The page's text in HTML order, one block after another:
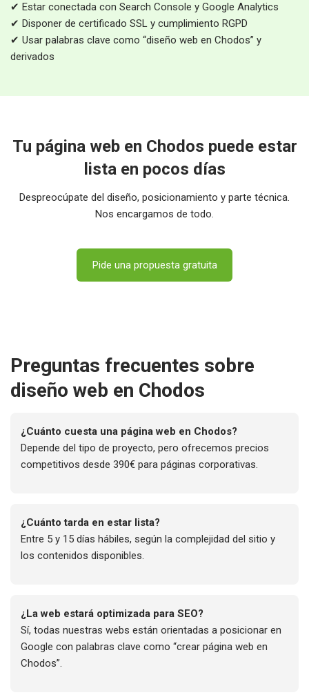
✔ Estar conectada con Search Console y Google Analytics
✔ Disponer de certificado SSL y cumplimiento RGPD
✔ Usar palabras clave como “diseño web en Chodos” y
derivados
Tu página web en Chodos puede estar
lista en pocos días
Despreocúpate del diseño, posicionamiento y parte técnica.
Nos encargamos de todo.
Pide una propuesta gratuita
Preguntas frecuentes sobre
diseño web en Chodos
¿Cuánto cuesta una página web en Chodos?
Depende del tipo de proyecto, pero ofrecemos precios
competitivos desde 390€ para páginas corporativas.
¿Cuánto tarda en estar lista?
Entre 5 y 15 días hábiles, según la complejidad del sitio y
los contenidos disponibles.
¿La web estará optimizada para SEO?
Sí, todas nuestras webs están orientadas a posicionar en
Google con palabras clave como “crear página web en
Chodos”.